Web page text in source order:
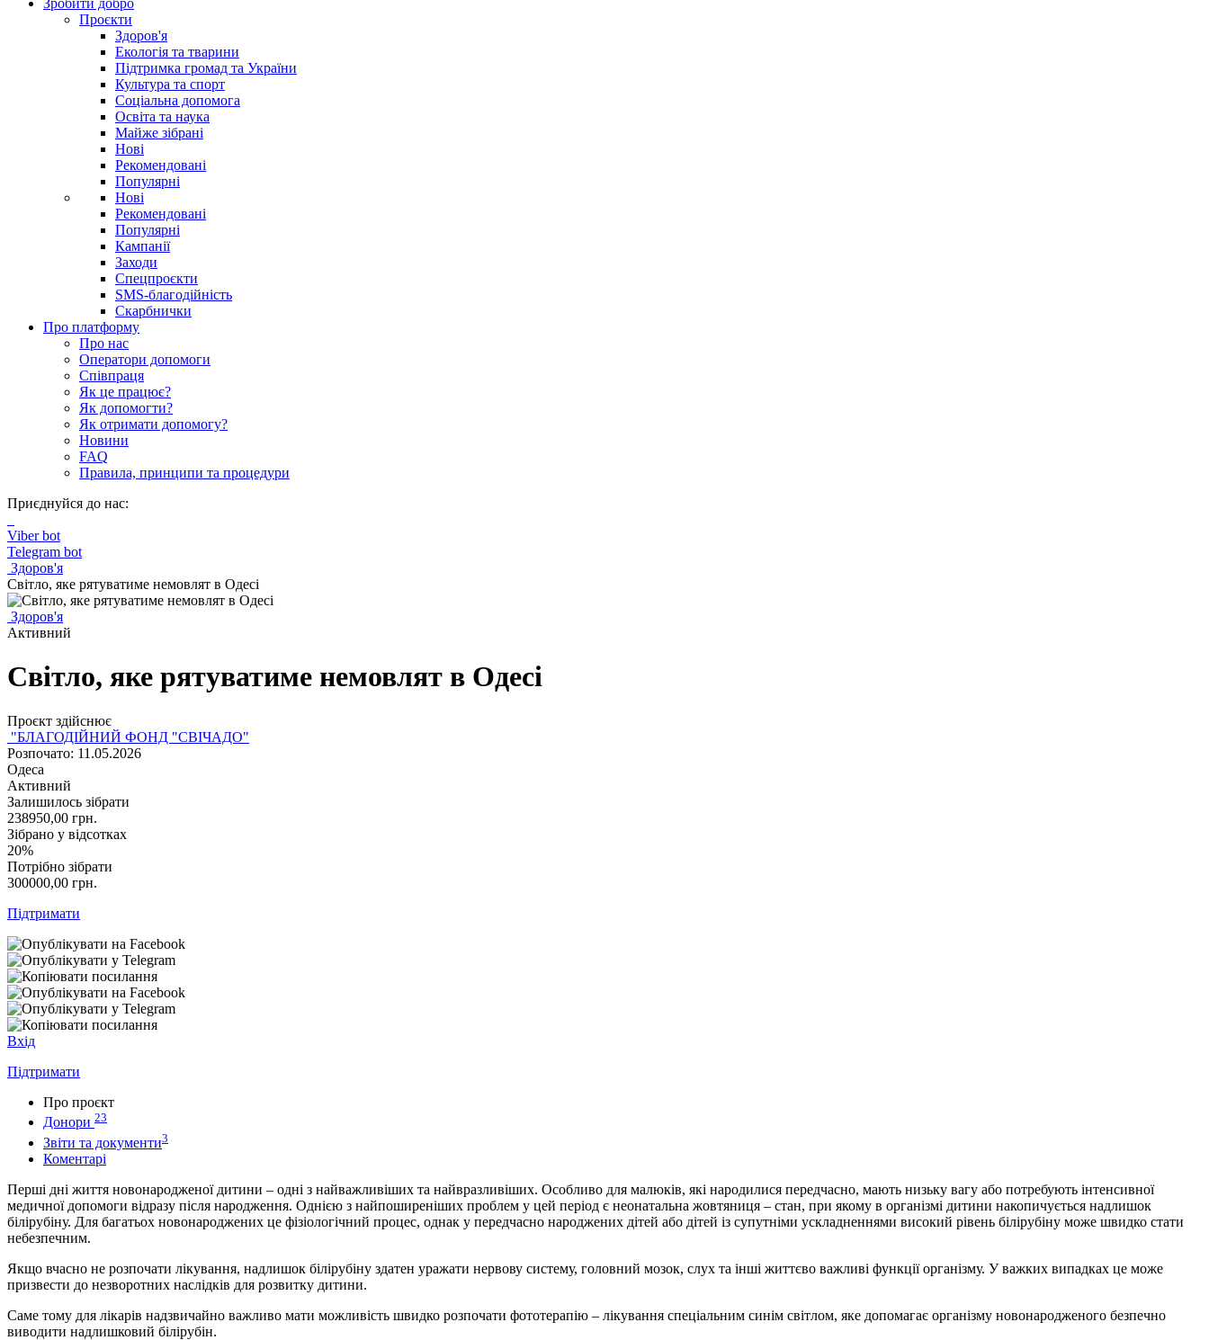
Зробити добро
Проєкти
Здоров'я
Екологія та тварини
Підтримка громад та України
Культура та спорт
Соціальна допомога
Освіта та наука
Майже зібрані
Нові
Рекомендовані
Популярні
Нові
Рекомендовані
Популярні
Кампанії
Заходи
Спецпроєкти
SMS-благодійність
Скарбнички
Про платформу
Про нас
Оператори допомоги
Співпраця
Як це працює?
Як допомогти?
Як отримати допомогу?
Новини
FAQ
Правила, принципи та процедури
Приєднуйся до нас:
Viber bot
Telegram bot
Здоров'я
Світло, яке рятуватиме немовлят в Одесі
Здоров'я
Активний
Світло, яке рятуватиме немовлят в Одесі
Проєкт здійснює
"БЛАГОДІЙНИЙ ФОНД "СВІЧАДО"
Розпочато: 11.05.2026
Одеса
Активний
Залишилось зібрати
238950,00 грн.
Зібрано у відсотках
20%
Потрібно зібрати
300000,00 грн.
Підтримати
Вхід
Підтримати
Про проєкт
Донори 23
Звіти та документи3
Коментарі
Перші дні життя новонародженої дитини – одні з найважливіших та найвразливіших. Особливо для малюків, які народилися передчасно, мають низьку вагу або потребують інтенсивної
медичної допомоги відразу після народження. Однією з найпоширеніших проблем у цей період є неонатальна жовтяниця – стан, при якому в організмі дитини накопичується надлишок
білірубіну. Для багатьох новонароджених це фізіологічний процес, однак у передчасно народжених дітей або дітей із супутніми ускладненнями високий рівень білірубіну може швидко стати
небезпечним.
Якщо вчасно не розпочати лікування, надлишок білірубіну здатен уражати нервову систему, головний мозок, слух та інші життєво важливі функції організму. У важких випадках це може
призвести до незворотних наслідків для розвитку дитини.
Саме тому для лікарів надзвичайно важливо мати можливість швидко розпочати фототерапію – лікування спеціальним синім світлом, яке допомагає організму новонародженого безпечно
виводити надлишковий білірубін.